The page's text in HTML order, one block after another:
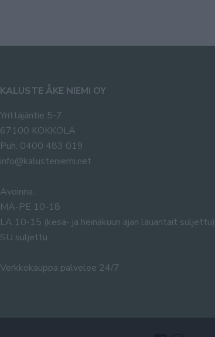
KALUSTE ÅKE NIEMI OY
Yrittäjäntie 5-7
67100 KOKKOLA
Puh. 0400 483 019
info@kalusteniemi.net
Avoinna:
MA-PE 10-18
LA 10-15 (kesä- ja heinäkuun ajan lauantait suljettu)
SU suljettu
Verkkokauppa palvelee 24/7